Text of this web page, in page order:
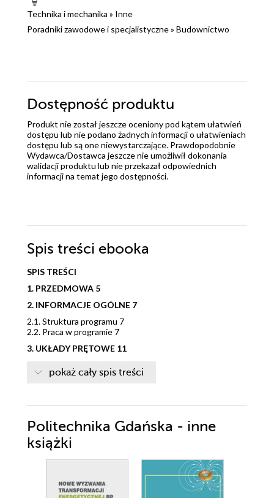
Technika i mechanika » Inne
Poradniki zawodowe i specjalistyczne» Budownictwo
Dostępność produktu
Produkt nie został jeszcze oceniony pod kątem ułatwień
dostępu lub nie podano żadnych informacji o ułatwieniach
dostępu lub są one niewystarczające. Prawdopodobnie
Wydawca/Dostawca jeszcze nie umożliwił dokonania
walidacji produktu lub nie przekazał odpowiednich
informacji na temat jego dostępności.
Spis treści ebooka
SPIS TREŚCI
1. PRZEDMOWA 5
2. INFORMACJE OGÓLNE 7
2.1. Struktura programu 7
2.2. Praca w programie 7
3. UKŁADY PRĘTOWE 11
3.2. Definiowanie geometrii – SOFIMSHA 18
obliczeniowego, przemieszczenia, siły 33
3.6. Wykorzystanie zmiennych oraz pętli – obciążenia
ruchome 40
3.7. Kombinacje obciążeń i obwiednie 43
3.8. Uwagi o zbieżności rozwiązań MES, udoskonalenie
4. UKŁADY POWIERZCHNIOWE 51
pokaż cały spis treści
Politechnika Gdańska - inne
książki